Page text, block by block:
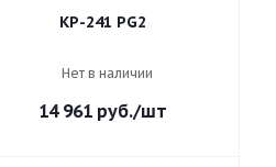
KP-241 PG2
Нет в наличии
14 961 руб./шт